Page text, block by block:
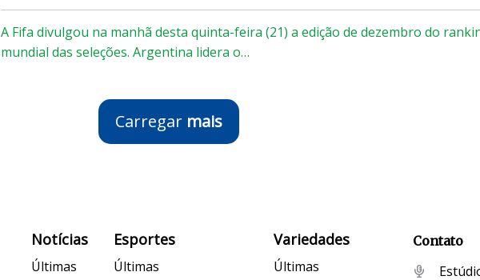
A Fifa divulgou na manhã desta quinta-feira (21) a edição de dezembro do
mundial das seleções. Argentina lidera o…
Carregar mais
Notícias
Últimas
Esportes
Últimas
Variedades
Últimas
Contato